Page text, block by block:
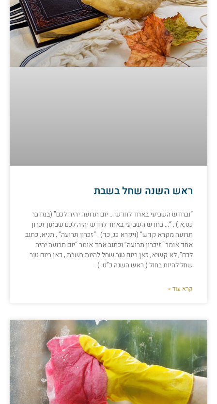
ראש השנה שחל בשבת
“ובחדש השביעי באחד לחדש … יום תרועה יהיה לכם” (במדבר
כט,א ) , “… בחדש השביעי באחד לחדש יהיה לכם שבתון זכרון
תרועה מקרא קדש” (ויקרא כג, כד) . “זכרון תרועה” , תניא, כתוב
אחד אומר “זיכרון תרועה” וכתוב אחד אומר “יום תרועה יהיה
לכם”, לא קשיא, כאן ביום טוב שחל להיות בשבת , כאן ביום טוב
שחל להיות בחול ( ראש השנה כ”ט: ) .
קרא עוד »